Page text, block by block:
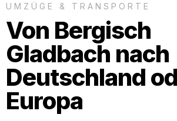
UMZÜGE & TRANSPORTE
Von Bergisch
Gladbach nach
Deutschland
Europa